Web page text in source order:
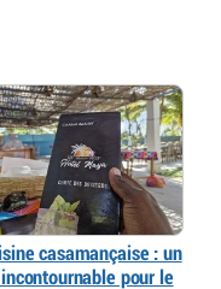
casamançaise : un
pour le